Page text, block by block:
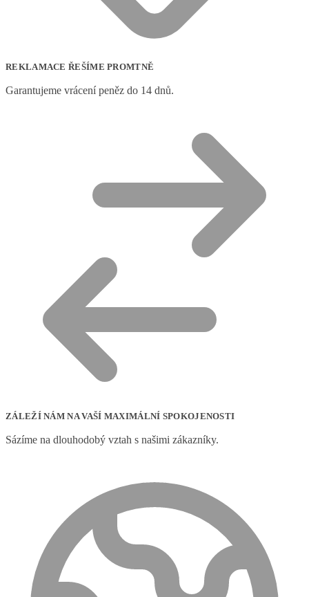
REKLAMACE ŘEŠÍME PROMTNĚ
Garantujeme vrácení peněz do 14 dnů.
ZÁLEŽÍ NÁM NA VAŠÍ MAXIMÁLNÍ SPOKOJENOSTI
Sázíme na dlouhodobý vztah s našimi zákazníky.